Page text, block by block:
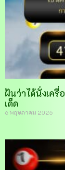
ฝันว่าได้นั่งเค
เด็ด
6 พฤษภาคม 2026